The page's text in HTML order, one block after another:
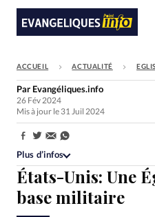
FAIRE
Faire un don
Société
Monde
Bible
ACCUEIL ACTUALITÉ
États-Unis: Une
base militaire
Par Evangéliques.info
26 Fév 2024
Mis à jour le 31 Juil 2024
Partager:
Plus d’infos